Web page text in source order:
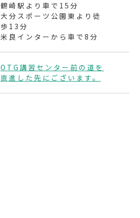
鶴崎駅より車で15分
大分スポーツ公園東より徒
歩13分
米良インターから車で8分
OTG講習センター前の道を
直進した先にございます。